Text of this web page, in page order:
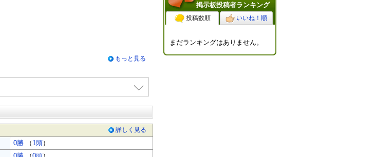
もっと見る
詳しく見る
0勝 （ 1頭）
掲示板投稿者ランキング
投稿数順 いいね！順
まだランキングはありません。